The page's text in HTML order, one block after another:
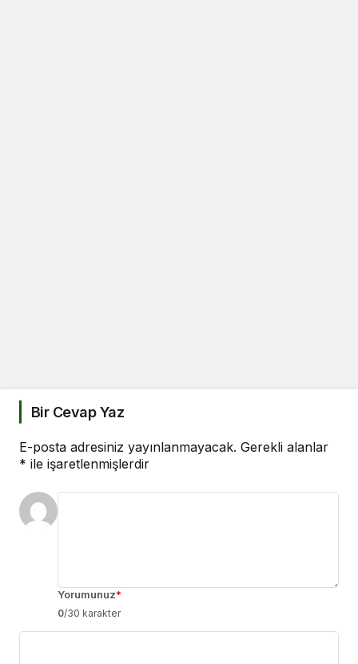
Bir Cevap Yaz
E-posta adresiniz yayınlanmayacak. Gerekli alanlar
* ile işaretlenmişlerdir
Yorumunuz*
0/30 karakter